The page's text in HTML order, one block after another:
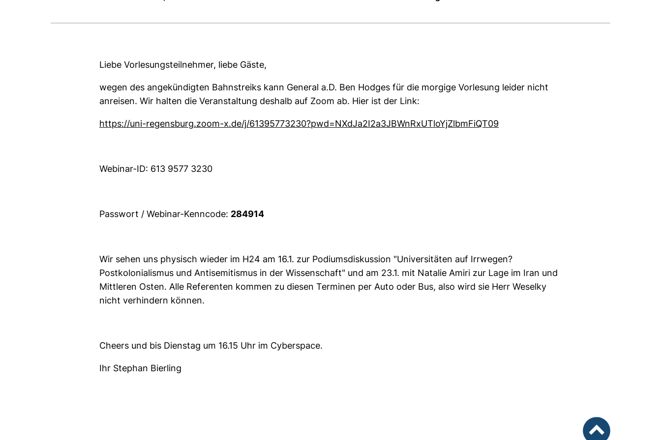
Liebe Vorlesungsteilnehmer, liebe Gäste,
wegen des angekündigten Bahnstreiks kann General a.D. Ben Hodges für die morgige Vorlesung leider nicht
anreisen. Wir halten die Veranstaltung deshalb auf Zoom ab. Hier ist der Link:
https://uni-regensburg.zoom-x.de/j/61395773230?pwd=NXdJa2I2a3JBWnRxUTloYjZlbmFiQT09
Webinar-ID: 613 9577 3230
Passwort / Webinar-Kenncode: 284914
Wir sehen uns physisch wieder im H24 am 16.1. zur Podiumsdiskussion "Universitäten auf Irrwegen?
Postkolonialismus und Antisemitismus in der Wissenschaft" und am 23.1. mit Natalie Amiri zur Lage im Iran und
Mittleren Osten. Alle Referenten kommen zu diesen Terminen per Auto oder Bus, also wird sie Herr Weselky
nicht verhindern können.
Cheers und bis Dienstag um 16.15 Uhr im Cyberspace.
Ihr Stephan Bierling